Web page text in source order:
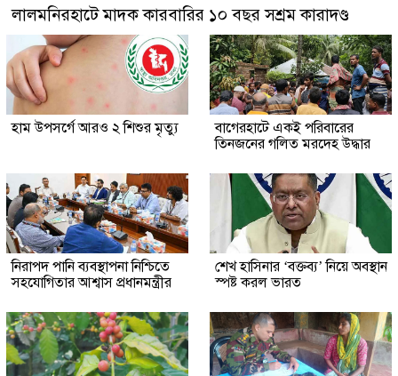
লালমনিরহাটে মাদক কারবারির ১০ বছর সশ্রম কারাদণ্ড
হাম উপসর্গে আরও ২ শিশুর মৃত্যু
‎বাগেরহাটে একই পরিবারের
তিনজনের গলিত মরদেহ উদ্ধার
নিরাপদ পানি ব্যবস্থাপনা নিশ্চিতে
সহযোগিতার আশ্বাস প্রধানমন্ত্রীর
শেখ হাসিনার ‘বক্তব্য’ নিয়ে অবস্থান
স্পষ্ট করল ভারত